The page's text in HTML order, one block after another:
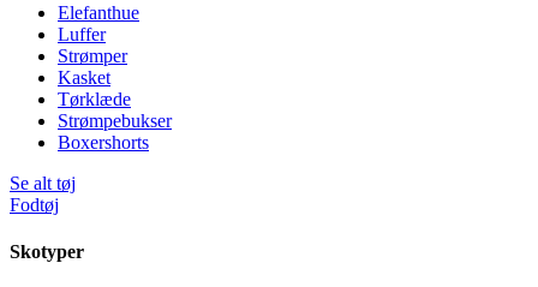
Elefanthue
Luffer
Strømper
Kasket
Tørklæde
Strømpebukser
Boxershorts
Se alt tøj
Fodtøj
Skotyper